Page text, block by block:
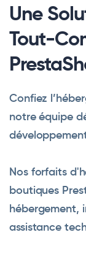
Une
Tout-
Confiez
notre équipe
Nos forfaits
boutiques
hébergement,
assistance